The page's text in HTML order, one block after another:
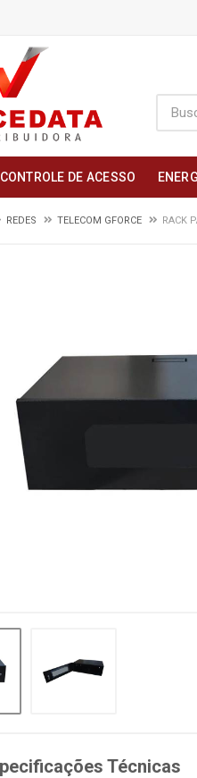
CONTROLE DE ACESSO
REDES TELECOM GFORCE RACK
Técnicas